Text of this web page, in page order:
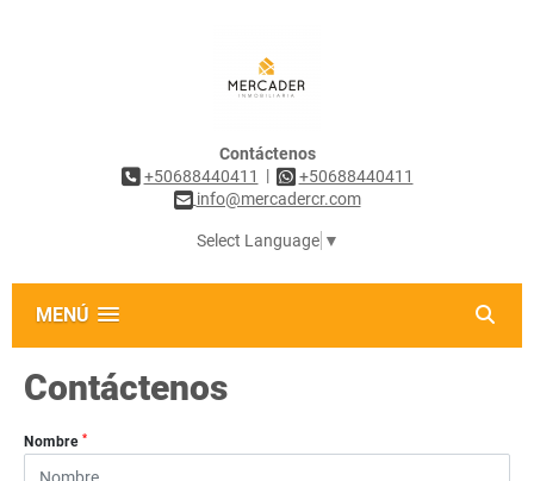
Contáctenos
+50688440411
|
+50688440411
info@mercadercr.com
Select Language ▼
MENÚ
Contáctenos
Nombre *